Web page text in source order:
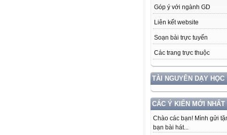
Góp ý với ngành GD
Liên kết website
Soạn bài trực tuyến
Các trang trực thuộc
TÀI NGUYÊN DẠY HỌC
CÁC Ý KIẾN MỚI NHẤT
Chào các bạn! Mình gửi
bạn bài hát...